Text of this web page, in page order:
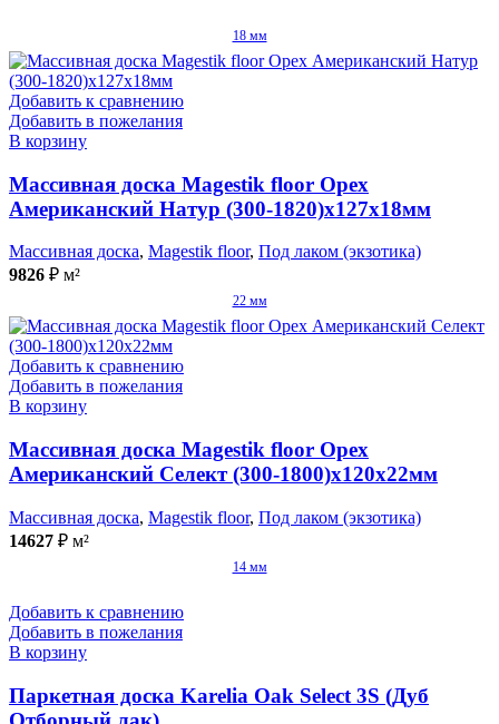
18 мм
Добавить к сравнению
Добавить в пожелания
В корзину
Массивная доска Magestik floor Орех
Американский Натур (300-1820)x127x18мм
Массивная доска, Magestik floor, Под лаком (экзотика)
9826 ₽ м²
22 мм
Добавить к сравнению
Добавить в пожелания
В корзину
Массивная доска Magestik floor Орех
Американский Селект (300-1800)x120x22мм
Массивная доска, Magestik floor, Под лаком (экзотика)
14627 ₽ м²
14 мм
Добавить к сравнению
Добавить в пожелания
В корзину
Паркетная доска Karelia Oak Select 3S (Дуб